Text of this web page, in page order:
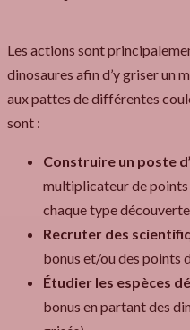
Les actions sont
dinosaures afin d’y griser un
aux pattes de différentes
sont :
Construire un poste
multiplicateur de points
chaque type
Recruter des
bonus et/ou des points
Étudier les espèces
bonus en partant des